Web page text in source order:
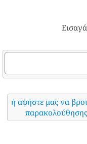
ή αφήστε μας να